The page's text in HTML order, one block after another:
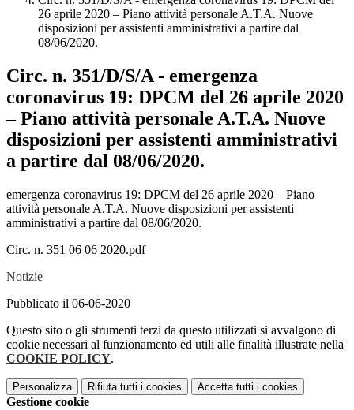
26 aprile 2020 – Piano attività personale A.T.A. Nuove
disposizioni per assistenti amministrativi a partire dal
08/06/2020.
Circ. n. 351/D/S/A - emergenza
coronavirus 19: DPCM del 26 aprile 2020
– Piano attività personale A.T.A. Nuove
disposizioni per assistenti amministrativi
a partire dal 08/06/2020.
emergenza coronavirus 19: DPCM del 26 aprile 2020 – Piano
attività personale A.T.A. Nuove disposizioni per assistenti
amministrativi a partire dal 08/06/2020.
Circ. n. 351 06 06 2020.pdf
Notizie
Pubblicato il 06-06-2020
Questo sito o gli strumenti terzi da questo utilizzati si avvalgono di
cookie necessari al funzionamento ed utili alle finalità illustrate nella
COOKIE POLICY.
Personalizza Rifiuta tutti i cookies Accetta tutti i cookies
Gestione cookie